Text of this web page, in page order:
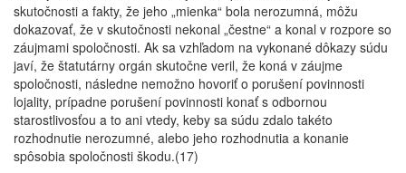
skutočnosti a fakty, že jeho „mienka“ bola nerozumná, môžu
dokazovať, že v skutočnosti nekonal „čestne“ a konal v rozpore so
záujmami spoločnosti. Ak sa vzhľadom na vykonané dôkazy súdu
javí, že štatutárny orgán skutočne veril, že koná v záujme
spoločnosti, následne nemožno hovoriť o porušení povinnosti
lojality, prípadne porušení povinnosti konať s odbornou
starostlivosťou a to ani vtedy, keby sa súdu zdalo takéto
rozhodnutie nerozumné, alebo jeho rozhodnutia a konanie
spôsobia spoločnosti škodu.(17)